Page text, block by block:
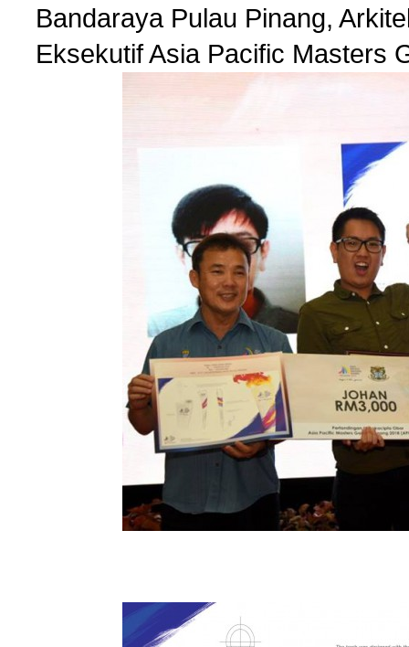
Bandaraya Pulau Pinang,
Eksekutif Asia Pacific Masters